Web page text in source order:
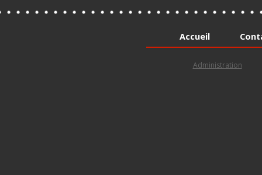
Accueil
Administration